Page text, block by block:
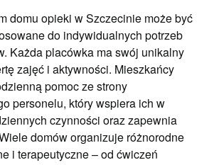
domu opieki w Szczecinie może być
do indywidualnych potrzeb
Każda placówka ma swój unikalny
zajęć i aktywności. Mieszkańcy
pomoc ze strony
personelu, który wspiera ich w
czynności oraz zapewnia
domów organizuje różnorodne
i terapeutyczne – od ćwiczeń